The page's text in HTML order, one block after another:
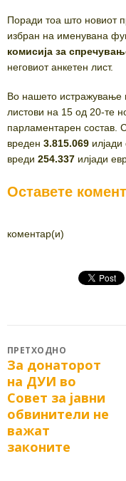
Поради тоа што новиот
избран на именувана
комисија за
неговиот анкетен лист.
Во нашето истражување
листови на 15 од 20-те
парламентарен состав.
вреден 3.815.069
вреди 254.337 илјади
Оставете
коментар(и)
Post
navigation
ПРЕТХОДНО
Previous
post:
За донаторот
на ДУИ во
Совет за јавни
обвинители не
важат
законите